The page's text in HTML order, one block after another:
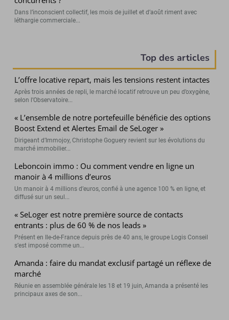
Dans l’inconscient collectif, les mois de juillet et d’août riment avec
léthargie commerciale...
Top des articles
L’offre locative repart, mais les tensions restent intactes
Après trois années de repli, le marché locatif retrouve un peu d’oxygène,
selon l’Observatoire...
« L’ensemble de notre portefeuille bénéficie des options
Boost Extend et Alertes Email de SeLoger »
Dirigeant d’Immojoy, Christophe Goguery revient sur les évolutions du
marché immobilier...
Leboncoin immo : Ou comment vendre en ligne un
manoir à 4 millions d’euros
Un manoir à 4 millions d’euros, confié à une agence 100 % en ligne, et
diffusé sur un seul...
« SeLoger est notre première source de contacts
entrants : plus de 60 % de nos leads »
Présent en Ile-de-France depuis près de 40 ans, le groupe Logis Conseil
s’est imposé comme un...
Amanda : faire du mandat exclusif partagé un réflexe de
marché
Réunie en assemblée générale les 18 et 19 juin, Amanda a présenté les
principaux axes de son...